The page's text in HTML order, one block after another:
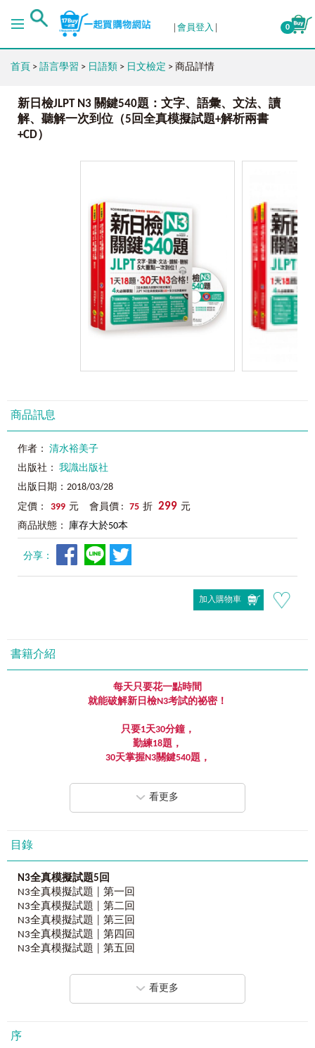
會員登入 0
首頁 > 語言學習 > 日語類 > 日文檢定 > 商品詳情
新日檢JLPT N3 關鍵540題：文字、語彙、文法、讀
解、聽解一次到位（5回全真模擬試題+解析兩書
+CD）
商品訊息
作者： 清水裕美子
出版社： 我識出版社
出版日期：2018/03/28
定價：
399 元 會員價 : 75 折 299 元
商品狀態： 庫存大於50本
分享：
加入購物車
書籍介紹
每天只要花一點時間
就能破解新日檢N3考試的祕密！
只要1天30分鐘，
勤練18題，
30天掌握N3關鍵540題，
JLPT N3關鍵
完全命中新日檢考試「題型」與「出題方向」，
美子老師撰寫。清水老師具有日本人母語優勢及多年教學經
驗，深入研究日本語能力測驗（JLPT）的出題趨勢，且熟知
台灣學生在準備日檢考試時的盲點。清水老師整理出5回全真
模擬日檢N3試題，希望透過這些題目，能帶領台灣考生從題
目中找到解題關鍵、克服學習盲點、考取日檢合格證書。相
信考生只要每天花30分鐘、每天做18題，就能在短時間提升
應考實力，順利考取新日檢N3合格。
想合格的你量身打造的
與台灣學生最容易失分的陷阱題，整理出戰勝新日檢N3試題
看更多
目錄
N3全真模擬試題5 回
N3全真模擬試題 │ 第一回
N3全真模擬試題 │ 第二回
N3全真模擬試題 │ 第三回
N3全真模擬試題 │ 第四回
N3全真模擬試題 │ 第五回
全真模擬試題5回│精闢解析
N3全真模擬試題 │ 第一回解析
N3全真模擬試題 │ 第二回解析
N3全真模擬試題 │ 第四回解析
看更多
序